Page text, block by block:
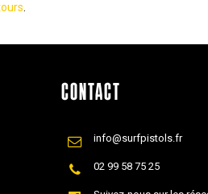
CONTACT
info@surfpistols.fr
02 99 58 75 25